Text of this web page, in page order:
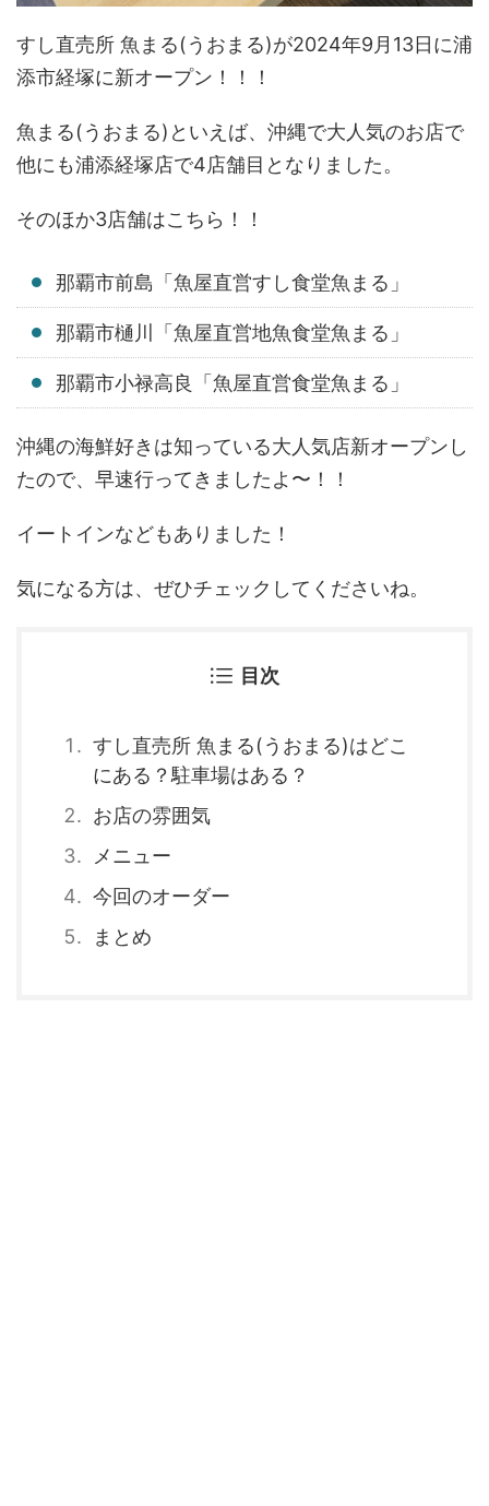
すし直売所 魚まる(うおまる)が2024年9月13日に浦
添市経塚に新オープン！！！
魚まる(うおまる)といえば、沖縄で大人気のお店で
他にも浦添経塚店で4店舗目となりました。
そのほか3店舗はこちら！！
那覇市前島「魚屋直営すし食堂魚まる」
那覇市樋川「魚屋直営地魚食堂魚まる」
那覇市小禄高良「魚屋直営食堂魚まる」
沖縄の海鮮好きは知っている大人気店新オープンし
たので、早速行ってきましたよ〜！！
イートインなどもありました！
気になる方は、ぜひチェックしてくださいね。
目次
すし直売所 魚まる(うおまる)はどこ
にある？駐車場はある？
お店の雰囲気
メニュー
今回のオーダー
まとめ